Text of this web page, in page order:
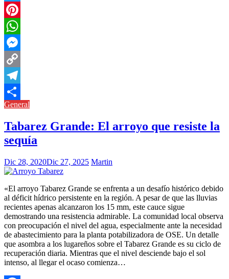
Twitter
Pinterest
WhatsApp
Messenger
Copy
Link
Telegram
Compartir
General
Tabarez Grande: El arroyo que resiste la
sequía
Dic 28, 2020Dic 27, 2025 Martin
«El arroyo Tabarez Grande se enfrenta a un desafío histórico debido
al déficit hídrico persistente en la región. A pesar de que las lluvias
recientes apenas alcanzaron los 15 mm, este cauce sigue
demostrando una resistencia admirable. La comunidad local observa
con preocupación el nivel del agua, especialmente ante la necesidad
de abastecimiento para la planta potabilizadora de OSE. Un detalle
que asombra a los lugareños sobre el Tabarez Grande es su ciclo de
recuperación diaria. Mientras que el nivel desciende bajo el sol
intenso, al llegar el ocaso comienza…